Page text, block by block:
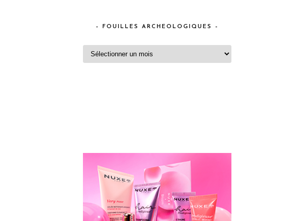
– FOUILLES ARCHEOLOGIQUES –